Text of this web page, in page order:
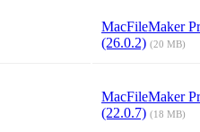
MacFileMaker
(26.0.2) (20 MB)
MacFileMaker
(22.0.7) (18 MB)